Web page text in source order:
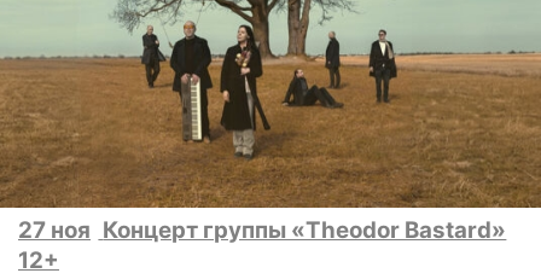
27 ноя Концерт группы «Theodor Bastard»
12+